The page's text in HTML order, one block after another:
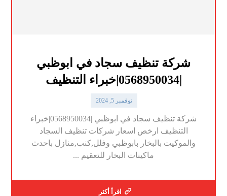
شركة تنظيف سجاد في ابوظبي
|0568950034|خبراء التنظيف
نوفمبر 5, 2024
شركة تنظيف سجاد في ابوظبي |0568950034|خبراء
التنظيف ارخص اسعار شركات تنظيف السجاد
والموكيت بالبخار بابوظبي وفلل,كنب,منازل باحدث
ماكينات البخار للتعقيم ...
اقرأ أكثر